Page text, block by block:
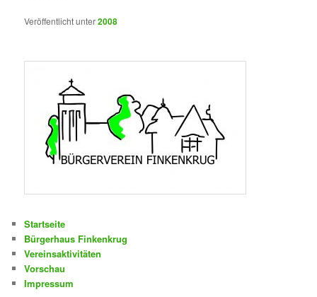
Veröffentlicht unter2008
Startseite
Bürgerhaus Finkenkrug
Vereinsaktivitäten
Vorschau
Impressum